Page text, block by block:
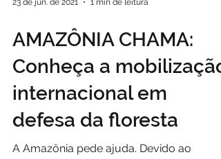
23 de jun. de 2021
AMAZÔNIA CHAMA:
Conheça a mobilização
internacional em
defesa da floresta